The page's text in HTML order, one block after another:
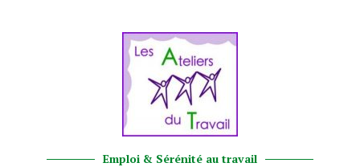
Emploi & Sérénité au travail